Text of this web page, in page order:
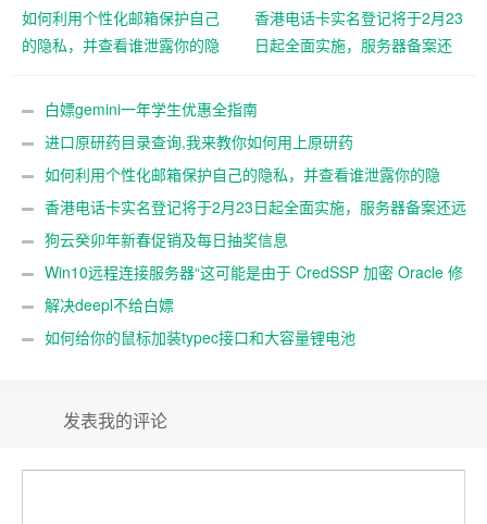
如何利用个性化邮箱保护自己
的隐私，并查看谁泄露你的隐
香港电话卡实名登记将于2月23
日起全面实施，服务器备案还
白嫖gemini一年学生优惠全指南
进口原研药目录查询,我来教你如何用上原研药
如何利用个性化邮箱保护自己的隐私，并查看谁泄露你的隐
私 香港电话卡实名登记将于2月23日起全面实施，服务器备案还远
吗？狗云癸卯年新春促销及每日抽奖信息
Win10远程连接服务器“这可能是由于 CredSSP 加密 Oracle 修
正”解决办法
解决deepl不给白嫖
如何给你的鼠标加装typec接口和大容量锂电池
发表我的评论